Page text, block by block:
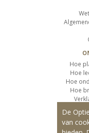
Hoe
Hoe
Hoe
Hoe
De
van